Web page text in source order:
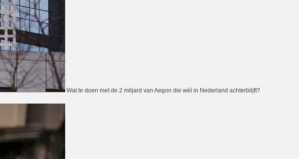
Wat te doen met de 2 miljard van Aegon die wél in Nederland achterblijft?